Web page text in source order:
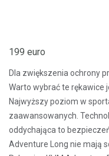
199 euro
Dla zwiększenia ochrony
Warto wybrać te rękawice
Najwyższy poziom w
zaawansowanych.
oddychająca to
Adventure Long nie mają